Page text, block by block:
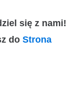
się z nami!
do Strona